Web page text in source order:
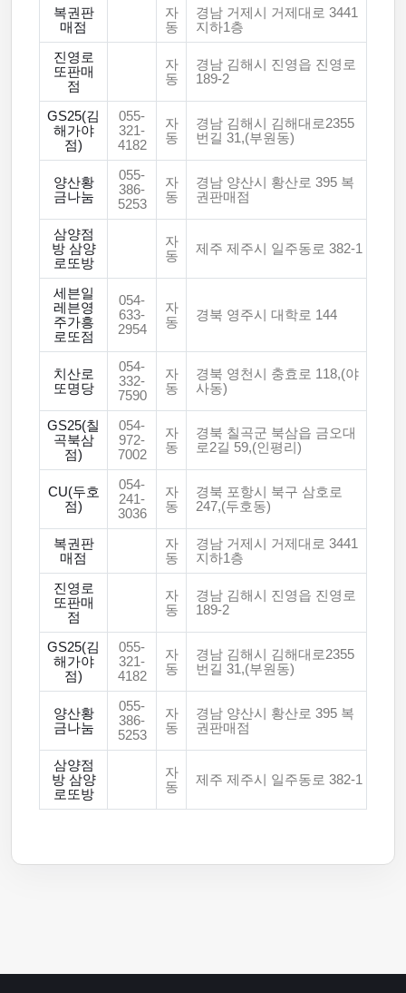
복권판
매점
자
동
경남 거제시 거제대로 3441
지하1층
진영로
또판매
점
자
동
경남 김해시 진영읍 진영로
189-2
GS25(김
해가야
점)
055-
321-
4182
자
동
경남 김해시 김해대로2355
번길 31,(부원동)
양산황
금나눔
055-
386-
5253
자
동
경남 양산시 황산로 395 복
권판매점
삼양점
방 삼양
로또방
자
동
제주 제주시 일주동로 382-1
세븐일
레븐영
주가흥
로또점
054-
633-
2954
자
동
경북 영주시 대학로 144
치산로
또명당
054-
332-
7590
자
동
경북 영천시 충효로 118,(야
사동)
GS25(칠
곡북삼
점)
054-
972-
7002
자
동
경북 칠곡군 북삼읍 금오대
로2길 59,(인평리)
CU(두호
점)
054-
241-
3036
자
동
경북 포항시 북구 삼호로
247,(두호동)
복권판
매점
자
동
경남 거제시 거제대로 3441
지하1층
진영로
또판매
점
자
동
경남 김해시 진영읍 진영로
189-2
GS25(김
해가야
점)
055-
321-
4182
자
동
경남 김해시 김해대로2355
번길 31,(부원동)
양산황
금나눔
055-
386-
5253
자
동
경남 양산시 황산로 395 복
권판매점
삼양점
방 삼양
로또방
자
동
제주 제주시 일주동로 382-1